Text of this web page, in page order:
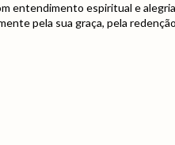
entendimento espiritual e
pela sua graça, pela